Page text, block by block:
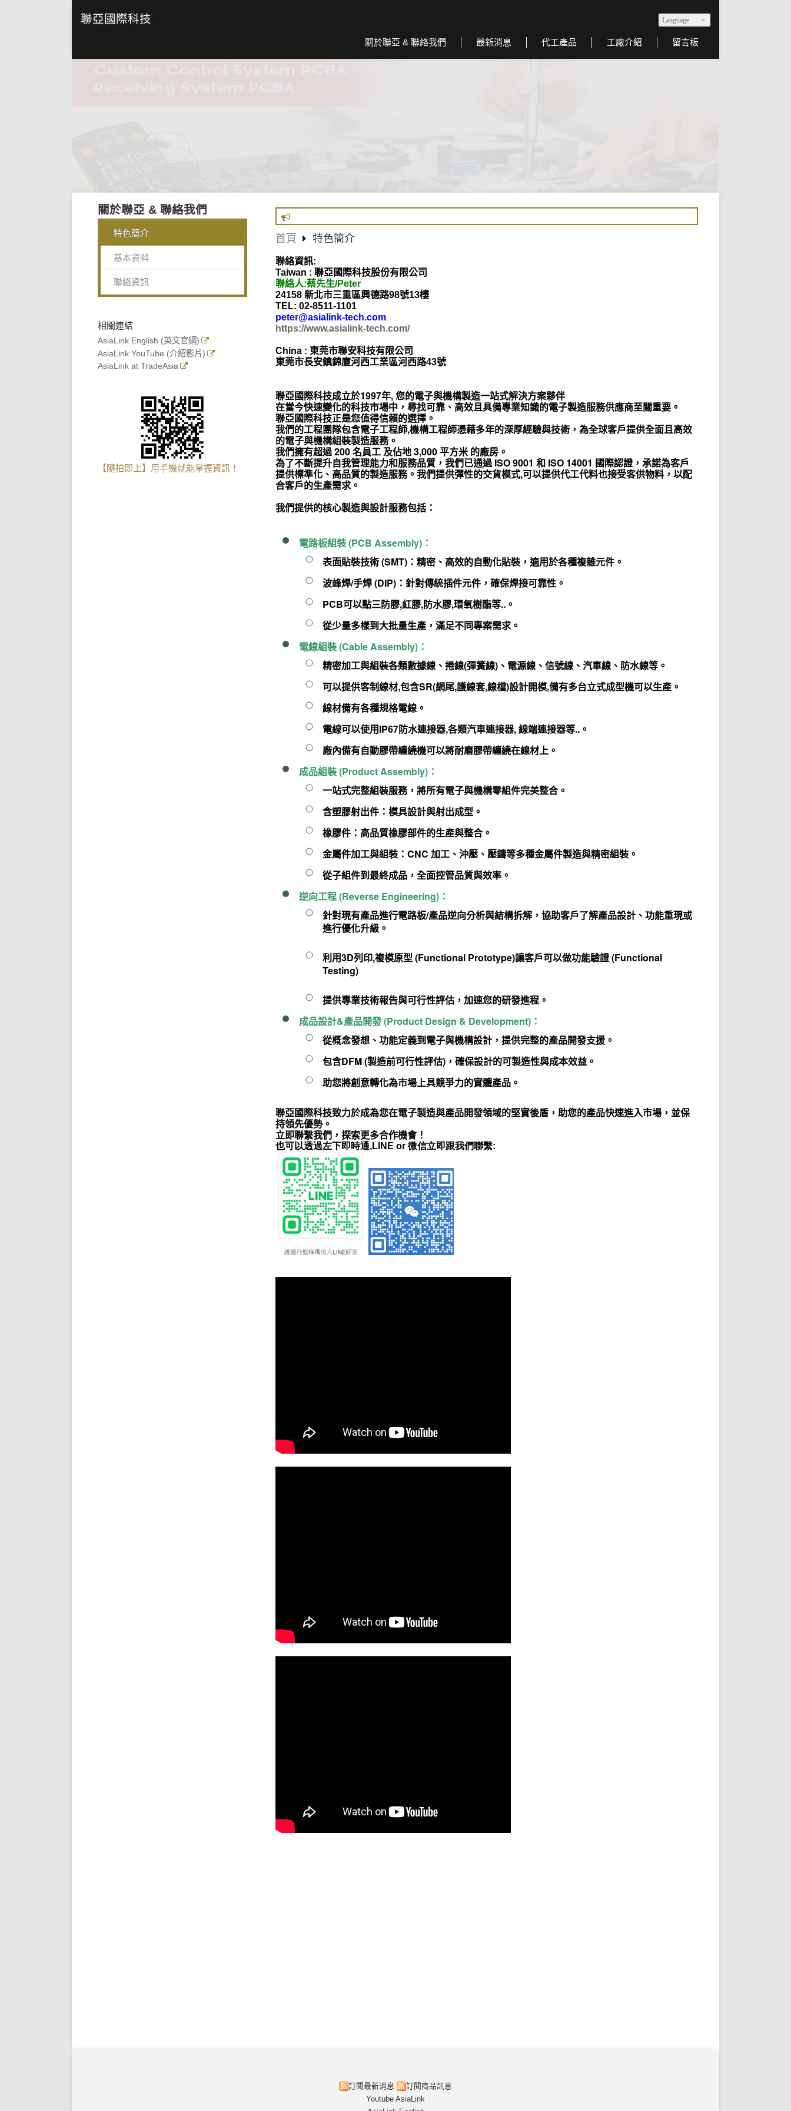
Language
聯亞國際科技
關於聯亞 & 聯絡我們 最新消息 代工產品 工廠介紹 留言板
關於聯亞 & 聯絡我們
特色簡介
基本資料
聯絡資訊
相關連結
AsiaLink English (英文官網)
AsiaLink YouTube (介紹影片)
AsiaLink at TradeAsia
【隨拍即上】用手機就能掌握資訊！
首頁 特色簡介
聯絡資訊:
Taiwan : 聯亞國際科技股份有限公司
聯絡人:蔡先生/Peter
24158 新北市三重區興德路98號13樓
TEL: 02-8511-1101
peter@asialink-tech.com
https://www.asialink-tech.com/
China : 東莞市聯安科技有限公司
東莞市長安鎮錦廈河西工業區河西路43號
聯亞國際科技成立於1997年, 您的電子與機構製造一站式解決方案夥伴
在當今快速變化的科技市場中，尋找可靠、高效且具備專業知識的電子製造服務供應商至關重要。
聯亞國際科技正是您值得信賴的選擇。
我們的工程團隊包含電子工程師,機構工程師憑藉多年的深厚經驗與技術，為全球客戶提供全面且高效
的電子與機構組裝製造服務。
我們擁有超過200名員工及佔地3,000平方米 的廠房。
為了不斷提升自我管理能力和服務品質，我們已通過 ISO 9001 和 ISO 14001 國際認證，承諾為客戶
提供標準化、高品質的製造服務。 我們提供彈性的交貨模式,可以提供代工代料也接受客供物料 ，以配
合客戶的生產需求。
我們提供的核心製造與設計服務包括：
電路板組裝 (PCB Assembly) ：
表面貼裝技術 (SMT) ：精密、高效的自動化貼裝，適用於各種複雜元件。
波峰焊/手焊 (DIP) ：針對傳統插件元件，確保焊接可靠性。
PCB可以點三防膠,紅膠,防水膠,環氧樹酯等..。
從少量多樣到大批量生產，滿足不同專案需求。
電線組裝 (Cable Assembly) ：
精密加工與組裝各類數據線、捲線(彈簧線)、電源線、信號線、汽車線、防水線等。
可以提供客制線材,包含SR(網尾,護線套,線檔)設計開模,備有多台立式成型機可以生產。
線材備有各種規格電線。
電線可以使用IP67防水連接器,各類汽車連接器, 線端連接器等..。
廠內備有自動膠帶纏繞機可以將耐磨膠帶纏繞在線材上。
成品組裝 (Product Assembly) ：
一站式完整組裝服務，將所有電子與機構零組件完美整合。
含塑膠射出件 ：模具設計與射出成型。
橡膠件 ：高品質橡膠部件的生產與整合。
金屬件加工與組裝 ：CNC 加工、沖壓、壓鑄等多種金屬件製造與精密組裝。
從子組件到最終成品，全面控管品質與效率。
逆向工程 (Reverse Engineering) ：
針對現有產品進行電路板/產品逆向分析與結構拆解 ，協助客戶了解產品設計、功能重現或
進行優化升級。
利用3D列印,複模原型 (Functional Prototype)讓客戶可以做功能驗證 (Functional
Testing)
提供專業技術報告與可行性評估，加速您的研發進程。
成品設計&產品開發 (Product Design & Development) ：
從概念發想、功能定義到電子與機構設計 ，提供完整的產品開發支援。
包含DFM (製造前可行性評估)，確保設計的可製造性與成本效益。
助您將創意轉化為市場上具競爭力的實體產品。
聯亞國際科技致力於成為您在電子製造與產品開發領域的堅實後盾，助您的產品快速進入市場，並保
持領先優勢。
立即聯繫我們，探索更多合作機會！
也可以透過左下即時通,LINE or 微信立即跟我們聯繫:
訂閱最新消息
訂閱商品訊息
Youtube AsiaLink